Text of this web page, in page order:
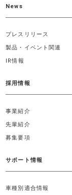
News
プレスリリース
製品・イベント関連
IR情報
採用情報
事業紹介
先輩紹介
募集要項
サポート情報
車種別適合情報